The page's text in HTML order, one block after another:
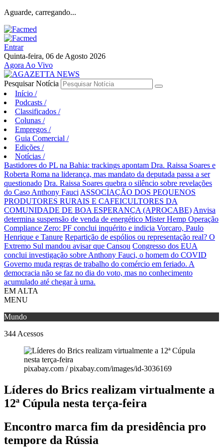
Aguarde, carregando...
Entrar
Quinta-feira, 06 de Agosto 2026
Agora Ao Vivo
Pesquisar Notícia
Início /
Podcasts /
Classificados /
Colunas /
Empregos /
Guia Comercial /
Edições /
Notícias /
Bastidores do PL na Bahia: trackings apontam Dra. Raissa Soares e
Roberta Roma na liderança, mas mandato da deputada passa a ser
questionado Dra. Raissa Soares quebra o silêncio sobre revelações
do Caso Anthony Fauci ASSOCIAÇÃO DOS PEQUENOS
PRODUTORES RURAIS E CAFEICULTORES DA
COMUNIDADE DE BOA ESPERANÇA (APROCABE) Anvisa
determina suspensão de venda de energético Mister Hemp Operação
Compliance Zero: PF conclui inquérito e indicia Vorcaro, Paulo
Henrique e Tanure Repartição de espólios ou representação real? O
Extremo Sul mandou avisar que Cansou Congresso dos EUA
conclui investigação sobre Anthony Fauci, o homem do COVID
Governo muda regras de trabalho do comércio em feriado. A
democracia não se faz no dia do voto, mas no conhecimento
acumulado até chegar à urna.
EM ALTA
MENU
Mundo
344 Acessos
pixabay.com / pixabay.com/images/id-3036169
Líderes do Brics realizam virtualmente a
12ª Cúpula nesta terça-feira
Encontro marca fim da presidência pro
tempore da Rússia